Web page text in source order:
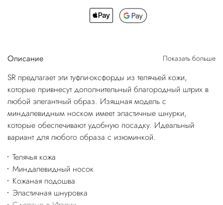
Описание Показать больше
SR предлагает эти туфли-оксфорды из телячьей кожи,
которые привнесут дополнительный благородный штрих в
любой элегантный образ. Изящная модель с
миндалевидным носком имеет эластичные шнурки,
которые обеспечивают удобную посадку. Идеальный
вариант для любого образа с изюминкой.
Телячья кожа
Миндалевидный носок
Кожаная подошва
Эластичная шнуровка